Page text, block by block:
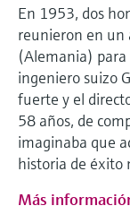
Visor de
Encuentre
específicas sobre los
Buscador de
Encuentre
código de pedido o
electromecánico
Medición de
microondas
Level
Medición
microondas
Memosens
Ver todos
la transparencia
para una toma
sólida y
En 1953, dos
reunieron en un
(Alemania)
ingeniero suizo
fuerte y el
58 años, de
imaginaba que
historia de éxito
Más